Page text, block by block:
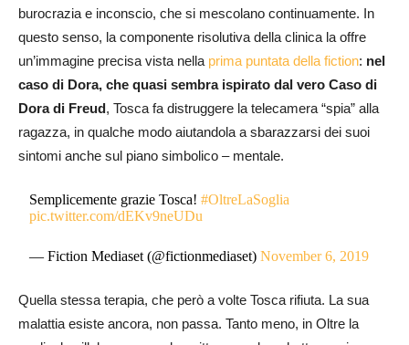
burocrazia e inconscio, che si mescolano continuamente. In
questo senso, la componente risolutiva della clinica la offre
un’immagine precisa vista nella prima puntata della fiction: nel
caso di Dora, che quasi sembra ispirato dal vero Caso di
Dora di Freud, Tosca fa distruggere la telecamera “spia” alla
ragazza, in qualche modo aiutandola a sbarazzarsi dei suoi
sintomi anche sul piano simbolico – mentale.
Semplicemente grazie Tosca!#OltreLaSoglia
pic.twitter.com/dEKv9neUDu
— Fiction Mediaset (@fictionmediaset)November 6, 2019
Quella stessa terapia, che però a volte Tosca rifiuta. La sua
malattia esiste ancora, non passa. Tanto meno, in Oltre la